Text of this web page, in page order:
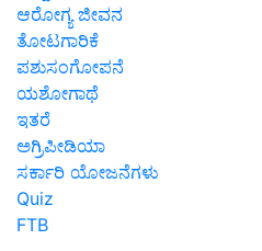
ಆರೋಗ್ಯ ಜೀವನ
ತೋಟಗಾರಿಕೆ
ಪಶುಸಂಗೋಪನೆ
ಯಶೋಗಾಥೆ
ಇತರೆ
ಅಗ್ರಿಪೀಡಿಯಾ
ಸರ್ಕಾರಿ ಯೋಜನೆಗಳು
Quiz
FTB